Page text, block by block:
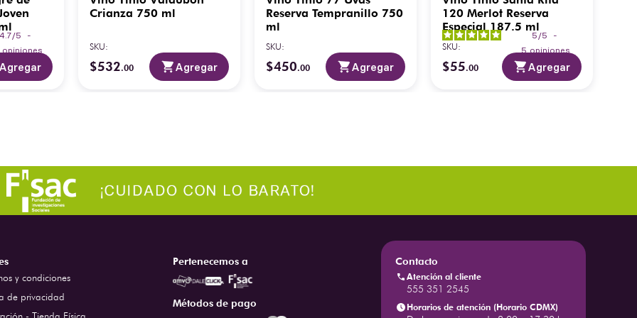
4.7/5
-
opiniones
Agregar
Crianza 750 ml
SKU:
$532.00 Agregar
Reserva Tempranillo 750
ml
SKU:
$450.00 Agregar
120 Merlot Reserva
Especial 187.5 ml
5 /5
-
5 opiniones
SKU:
$55.00 Agregar
y condiciones
de privacidad
Pertenecemos a
Métodos de pago
Contacto
Atención al cliente
555 351 2545
Horarios de atención (Horario CDMX)